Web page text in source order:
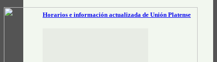
Horarios e información actualizada de Unión Platense